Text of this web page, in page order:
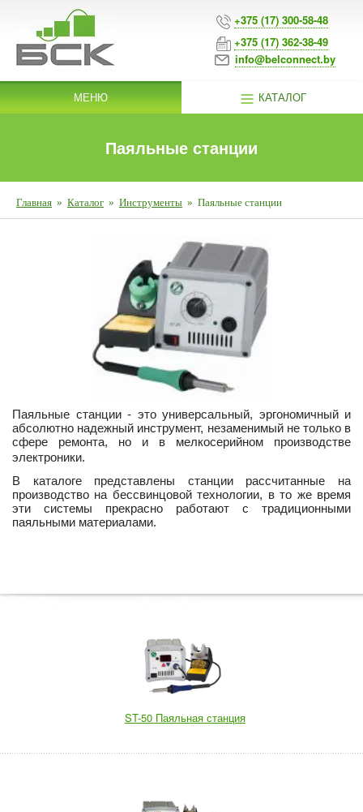
+375 (17) 300-58-48
+375 (17) 362-38-49
info@belconnect.by
МЕНЮ КАТАЛОГ
Паяльные станции
Главная » Каталог » Инструменты » Паяльные станции
Паяльные станции - это универсальный, эргономичный и
абсолютно надежный инструмент, незаменимый не только в
сфере ремонта, но и в мелкосерийном производстве
электроники.
В каталоге представлены станции рассчитанные на
производство на бессвинцовой технологии, в то же время
эти системы прекрасно работают с традиционными
паяльными материалами.
ST-50 Паяльная станция